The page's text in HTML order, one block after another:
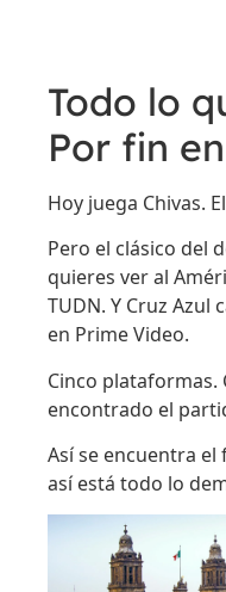
Todo lo
Por fin
Hoy juega Chivas.
Pero el clásico del
quieres ver al
TUDN. Y Cruz Azul
en Prime Video.
Cinco plataformas.
encontrado el
Así se encuentra el
así está todo lo